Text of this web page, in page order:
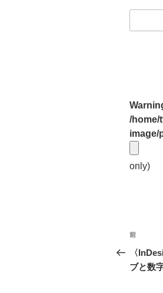
/home/
image/
only)
投
稿
ナ
前
の
投
前
〈
ブと数